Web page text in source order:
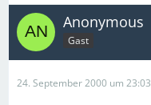
Anonymous
Gast
24. September 2000 um 23:03